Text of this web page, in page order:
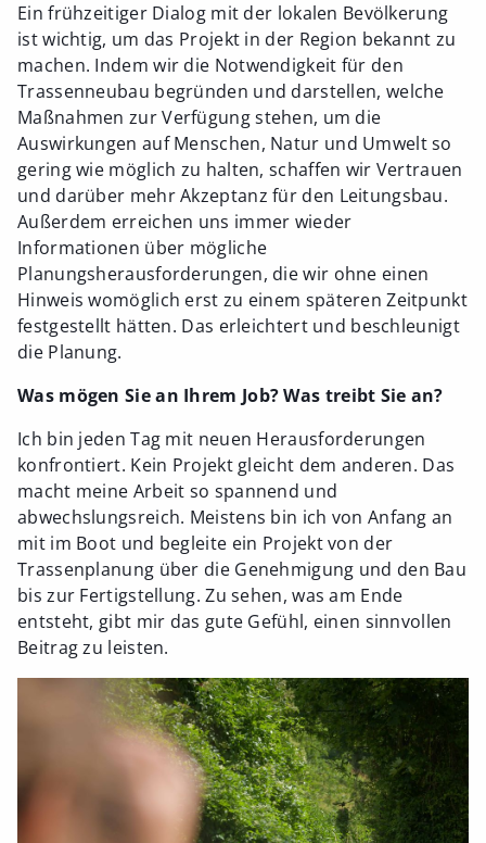
Ein frühzeitiger Dialog mit der lokalen Bevölkerung
ist wichtig, um das Projekt in der Region bekannt zu
machen. Indem wir die Notwendigkeit für den
Trassenneubau begründen und darstellen, welche
Maßnahmen zur Verfügung stehen, um die
Auswirkungen auf Menschen, Natur und Umwelt so
gering wie möglich zu halten, schaffen wir Vertrauen
und darüber mehr Akzeptanz für den Leitungsbau.
Außerdem erreichen uns immer wieder
Informationen über mögliche
Planungsherausforderungen, die wir ohne einen
Hinweis womöglich erst zu einem späteren Zeitpunkt
festgestellt hätten. Das erleichtert und beschleunigt
die Planung.
Was mögen Sie an Ihrem Job? Was treibt Sie an?
Ich bin jeden Tag mit neuen Herausforderungen
konfrontiert. Kein Projekt gleicht dem anderen. Das
macht meine Arbeit so spannend und
abwechslungsreich. Meistens bin ich von Anfang an
mit im Boot und begleite ein Projekt von der
Trassenplanung über die Genehmigung und den Bau
bis zur Fertigstellung. Zu sehen, was am Ende
entsteht, gibt mir das gute Gefühl, einen sinnvollen
Beitrag zu leisten.